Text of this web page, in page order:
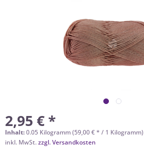
2,95 € *
Inhalt:0.05 Kilogramm (59,00 € * / 1 Kilogramm)
inkl. MwSt.zzgl. Versandkosten